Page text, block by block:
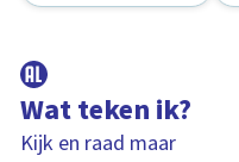
Wat teken ik?
Kijk en raad maar